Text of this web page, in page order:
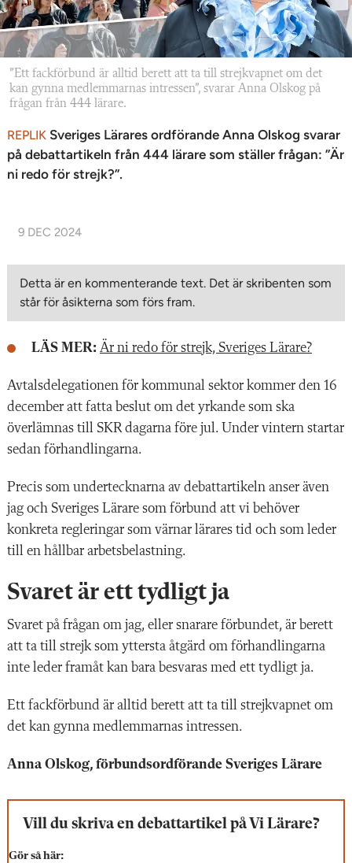
”Ett fackförbund är alltid berett att ta till strejkvapnet om det
kan gynna medlemmarnas intressen”, svarar Anna Olskog på
frågan från 444 lärare.
REPLIK Sveriges Lärares ordförande Anna Olskog svarar
på debattartikeln från 444 lärare som ställer frågan: ”Är
ni redo för strejk?”.
9 DEC 2024
Detta är en kommenterande text. Det är skribenten som
står för åsikterna som förs fram.
LÄS MER: Är ni redo för strejk, Sveriges Lärare?
Avtalsdelegationen för kommunal sektor kommer den 16
december att fatta beslut om det yrkande som ska
överlämnas till SKR dagarna före jul. Under vintern startar
sedan förhandlingarna.
Precis som undertecknarna av debattartikeln anser även
jag och Sveriges Lärare som förbund att vi behöver
konkreta regleringar som värnar lärares tid och som leder
till en hållbar arbetsbelastning.
Svaret är ett tydligt ja
Svaret på frågan om jag, eller snarare förbundet, är berett
att ta till strejk som yttersta åtgärd om förhandlingarna
inte leder framåt kan bara besvaras med ett tydligt ja.
Ett fackförbund är alltid berett att ta till strejkvapnet om
det kan gynna medlemmarnas intressen.
Anna Olskog, förbundsordförande Sveriges Lärare
Vill du skriva en debattartikel på Vi Lärare?
Gör så här: